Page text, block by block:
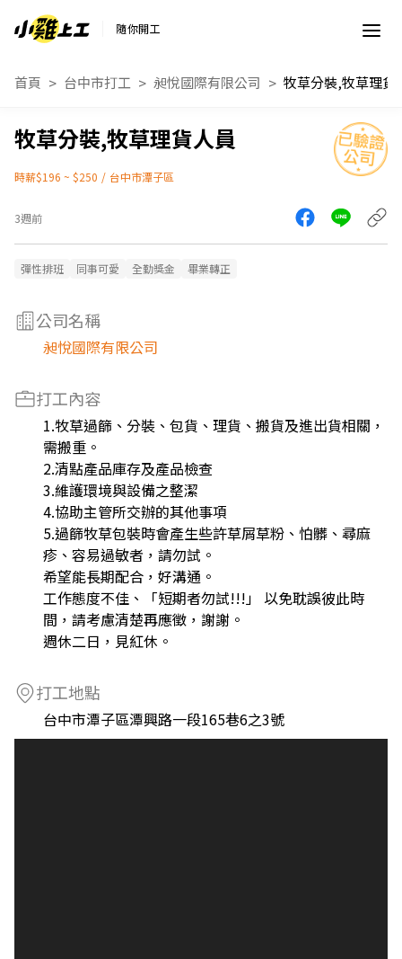
隨你開工
首頁 台中市打工 昶悅國際有限公司 牧草分裝,牧草理貨
牧草分裝,牧草理貨人員
時薪$196 ~ $250 / 台中市潭子區
3週前
彈性排班 同事可愛 全勤獎金 畢業轉正
公司名稱
昶悅國際有限公司
打工內容
1.牧草過篩、分裝、包貨、理貨、搬貨及進出貨相關，
需搬重。
2.清點產品庫存及產品檢查
3.維護環境與設備之整潔
4.協助主管所交辦的其他事項
5.過篩牧草包裝時會產生些許草屑草粉、怕髒、尋麻
疹、容易過敏者，請勿試。
希望能長期配合，好溝通。
工作態度不佳、「短期者勿試!!!」 以免耽誤彼此時
間，請考慮清楚再應徵，謝謝。
週休二日，見紅休。
打工地點
台中市潭子區潭興路一段165巷6之3號